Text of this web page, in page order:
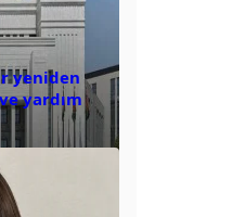
yeniden
yardım